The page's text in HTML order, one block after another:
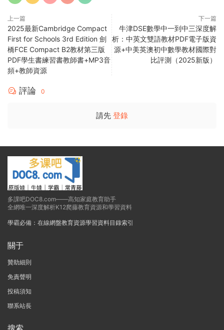
上一篇
2025最新Cambridge Compact
First for Schools 3rd Edition 劍
橋FCE Compact B2教材第三版
PDF學生書練習書教師書+MP3音
頻+教師資源
下一篇
牛津DSE數學中一到中三深度解
析：中英文雙語教材PDF電子版資
源+中美英澳初中數學教材國際對
比評測（2025新版）
評論 0
請先 登錄
多課吧DOC8.com——高知家庭教育助手
全網唯一深度解析K12爬藤教育資源和學習資料
學霸必備：在線網盤教育資源學習資料目錄索引
關于
贊助細則
免責聲明
投稿須知
聯系站長
搜索